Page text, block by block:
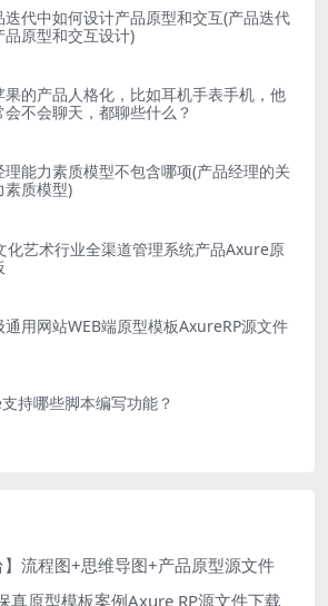
迭代中如何设计产品原型和交互(产品迭代
品原型和交互设计)
果的产品人格化，比如耳机手表手机，他
会不会聊天，都聊些什么？
理能力素质模型不包含哪项(产品经理的关
素质模型)
化艺术行业全渠道管理系统产品Axure原
通用网站WEB端原型模板AxureRP源文件
持哪些脚本编写功能？
】流程图+思维导图+产品原型源文件
真原型模板案例Axure RP源文件下载